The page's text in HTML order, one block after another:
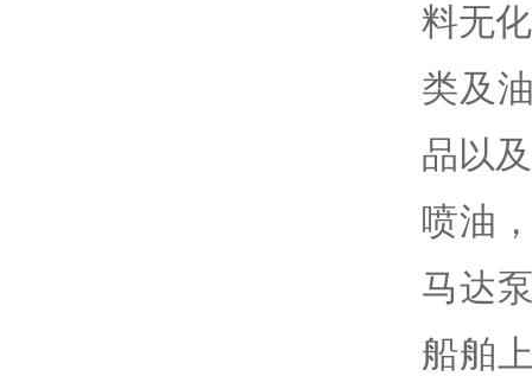
料无
类及
品以
喷油
马达
船舶